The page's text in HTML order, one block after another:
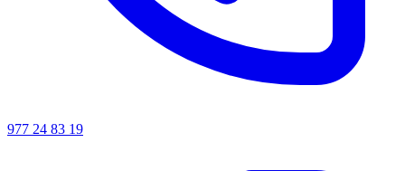
977 24 83 19